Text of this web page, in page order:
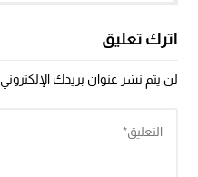
اترك تعليق
لن يتم نشر عنوان بريدك الإلكتروني.